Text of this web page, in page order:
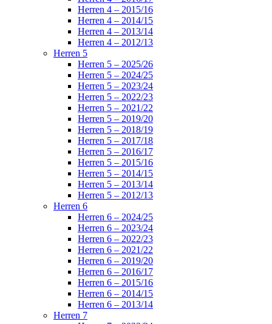
Herren 4 – 2015/16
Herren 4 – 2014/15
Herren 4 – 2013/14
Herren 4 – 2012/13
Herren 5
Herren 5 – 2025/26
Herren 5 – 2024/25
Herren 5 – 2023/24
Herren 5 – 2022/23
Herren 5 – 2021/22
Herren 5 – 2019/20
Herren 5 – 2018/19
Herren 5 – 2017/18
Herren 5 – 2016/17
Herren 5 – 2015/16
Herren 5 – 2014/15
Herren 5 – 2013/14
Herren 5 – 2012/13
Herren 6
Herren 6 – 2024/25
Herren 6 – 2023/24
Herren 6 – 2022/23
Herren 6 – 2021/22
Herren 6 – 2019/20
Herren 6 – 2016/17
Herren 6 – 2015/16
Herren 6 – 2014/15
Herren 6 – 2013/14
Herren 7